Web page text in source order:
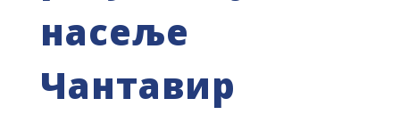
насеље
Чантавир